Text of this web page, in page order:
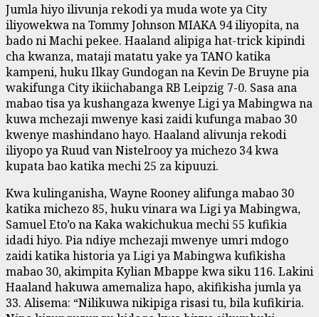
Jumla hiyo ilivunja rekodi ya muda wote ya City
iliyowekwa na Tommy Johnson MIAKA 94 iliyopita, na
bado ni Machi pekee. Haaland alipiga hat-trick kipindi
cha kwanza, mataji matatu yake ya TANO katika
kampeni, huku Ilkay Gundogan na Kevin De Bruyne pia
wakifunga City ikiichabanga RB Leipzig 7-0. Sasa ana
mabao tisa ya kushangaza kwenye Ligi ya Mabingwa na
kuwa mchezaji mwenye kasi zaidi kufunga mabao 30
kwenye mashindano hayo. Haaland alivunja rekodi
iliyopo ya Ruud van Nistelrooy ya michezo 34 kwa
kupata bao katika mechi 25 za kipuuzi.
Kwa kulinganisha, Wayne Rooney alifunga mabao 30
katika michezo 85, huku vinara wa Ligi ya Mabingwa,
Samuel Eto’o na Kaka wakichukua mechi 55 kufikia
idadi hiyo. Pia ndiye mchezaji mwenye umri mdogo
zaidi katika historia ya Ligi ya Mabingwa kufikisha
mabao 30, akimpita Kylian Mbappe kwa siku 116. Lakini
Haaland hakuwa amemaliza hapo, akifikisha jumla ya
33. Alisema: “Nilikuwa nikipiga risasi tu, bila kufikiria.